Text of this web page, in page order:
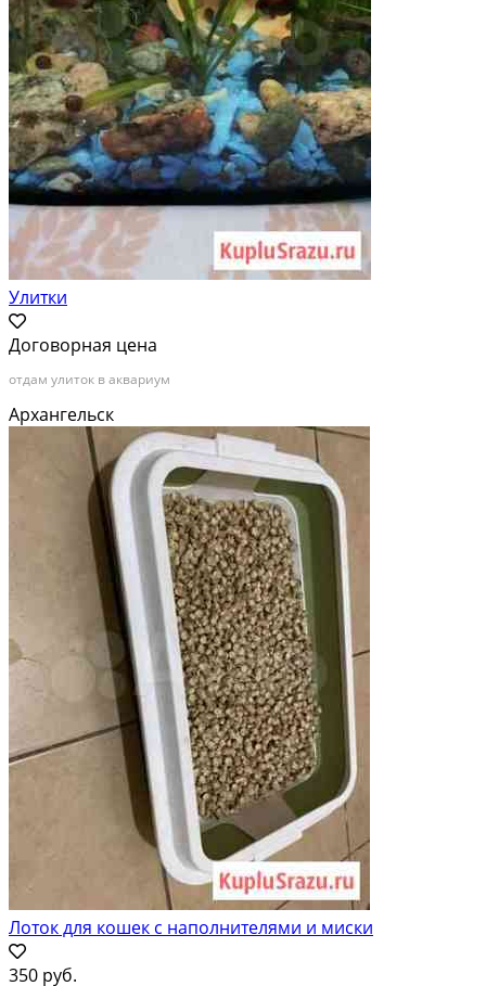
Улитки
Договорная цена
отдам улиток в аквариум
Архангельск
Лоток для кошек с наполнителями и миски
350 руб.